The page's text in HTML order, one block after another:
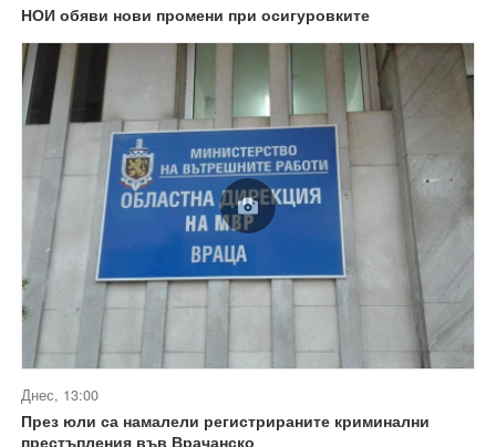
НОИ обяви нови промени при осигуровките
Днес, 13:00
През юли са намалели регистрираните криминални
престъпления във Врачанско